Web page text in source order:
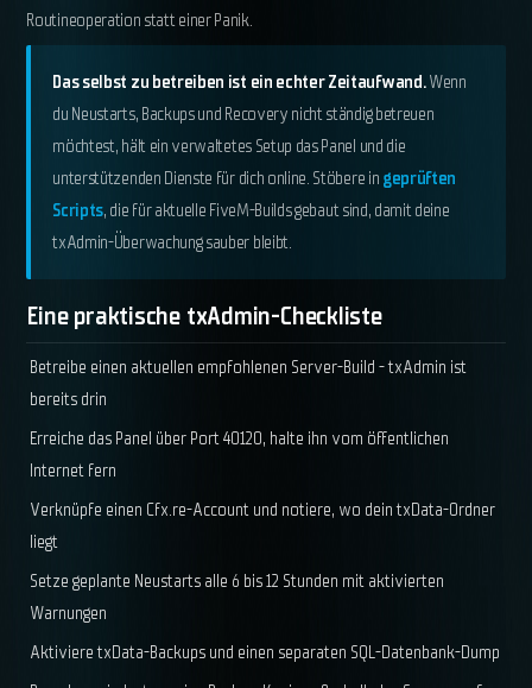
Routineoperation statt einer Panik.
Das selbst zu betreiben ist ein echter Zeitaufwand.Wenn
du Neustarts, Backups und Recovery nicht ständig betreuen
möchtest, hält ein verwaltetes Setup das Panel und die
unterstützenden Dienste für dich online. Stöbere in geprüften
Scripts, die für aktuelle FiveM-Builds gebaut sind, damit deine
txAdmin-Überwachung sauber bleibt.
Eine praktische txAdmin-Checkliste
Betreibe einen aktuellen empfohlenen Server-Build - txAdmin ist
bereits drin
Erreiche das Panel über Port 40120, halte ihn vom öffentlichen
Internet fern
Verknüpfe einen Cfx.re-Account und notiere, wo dein txData-Ordner
liegt
Setze geplante Neustarts alle 6 bis 12 Stunden mit aktivierten
Warnungen
Aktiviere txData-Backups und einen separaten SQL-Datenbank-Dump